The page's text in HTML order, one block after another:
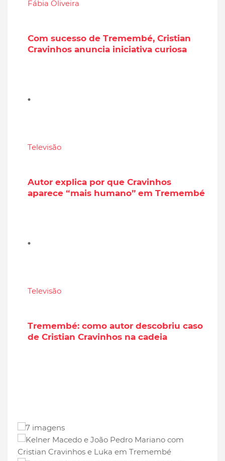
Fábia Oliveira
Com sucesso de Tremembé, Cristian
Cravinhos anuncia iniciativa curiosa
Televisão
Autor explica por que Cravinhos
aparece “mais humano” em Tremembé
Televisão
Tremembé: como autor descobriu caso
de Cristian Cravinhos na cadeia
7 imagens